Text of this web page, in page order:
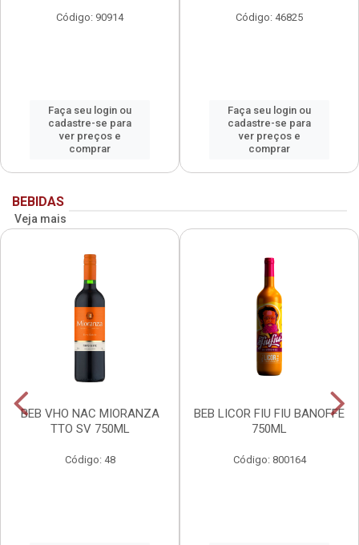
Código: 90914
Faça seu login ou
cadastre-se para
ver preços e
comprar
Código: 46825
Faça seu login ou
cadastre-se para
ver preços e
comprar
BEBIDAS
Veja mais
BEB VHO NAC MIORANZA
TTO SV 750ML
Código: 48
BEB LICOR FIU FIU BANOFFE
750ML
Código: 800164